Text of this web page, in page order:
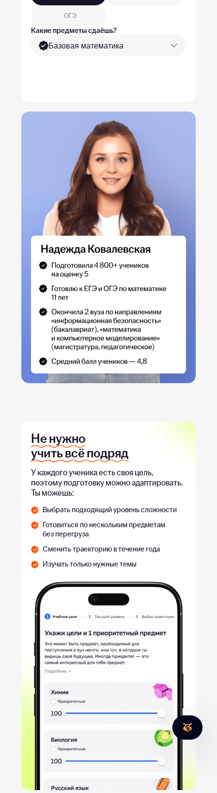
ОГЭ
Какие предметы сдаёшь?
Базовая математика
Не нужно
учить всё подряд
У каждого ученика есть своя цель,
поэтому подготовку можно адаптировать.
Ты можешь:
Выбрать подходящий уровень сложности
Готовиться по нескольким предметам
без перегруза
Сменить траекторию в течение года
Изучать только нужные темы